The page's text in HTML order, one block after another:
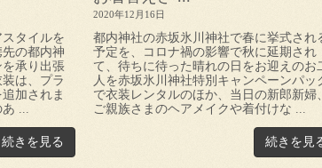
タイルを
の都内神
承り出張
は、プラ
加されま
あ ...
続きを見る
2020年12月16日
都内神社の赤坂氷川神社で春に挙式され
予定を、コロナ禍の影響で秋に延期され
て、待ちに待った晴れの日をお迎えのお
人を赤坂氷川神社特別キャンペーンパッ
で衣装レンタルのほか、当日の新郎新婦、
ご親族さまのヘアメイクや着付けな ...
続きを見